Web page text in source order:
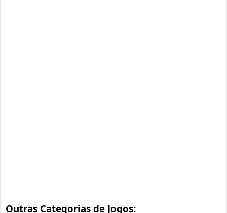
Outras Categorias de Jogos: